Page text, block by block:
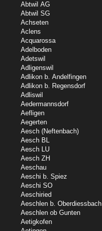
Abtwil AG
Abtwil SG
Achseten
Aclens
Acquarossa
Adelboden
Adetswil
Adligenswil
Adlikon b. Andelfingen
Adlikon b. Regensdorf
Adliswil
Aedermannsdorf
Aefligen
Aegerten
Aesch (Neftenbach)
Aesch BL
Aesch LU
Aesch ZH
Aeschau
Aeschi b. Spiez
Aeschi SO
Aeschiried
Aeschlen b. Oberdiessbach
Aeschlen ob Gunten
Aetigkofen